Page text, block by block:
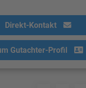
Direkt-Kontakt
Gutachter-Profil